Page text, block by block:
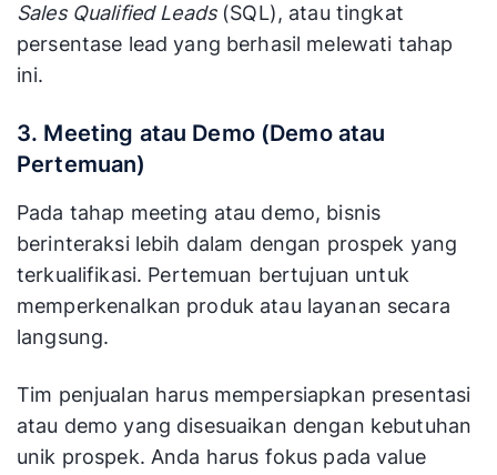
Sales Qualified Leads(SQL), atau tingkat
persentase lead yang berhasil melewati tahap
ini.
3. Meeting atau Demo (Demo atau
Pertemuan)
Pada tahap meeting atau demo, bisnis
berinteraksi lebih dalam dengan prospek yang
terkualifikasi. Pertemuan bertujuan untuk
memperkenalkan produk atau layanan secara
langsung.
Tim penjualan harus mempersiapkan presentasi
atau demo yang disesuaikan dengan kebutuhan
unik prospek. Anda harus fokus pada value